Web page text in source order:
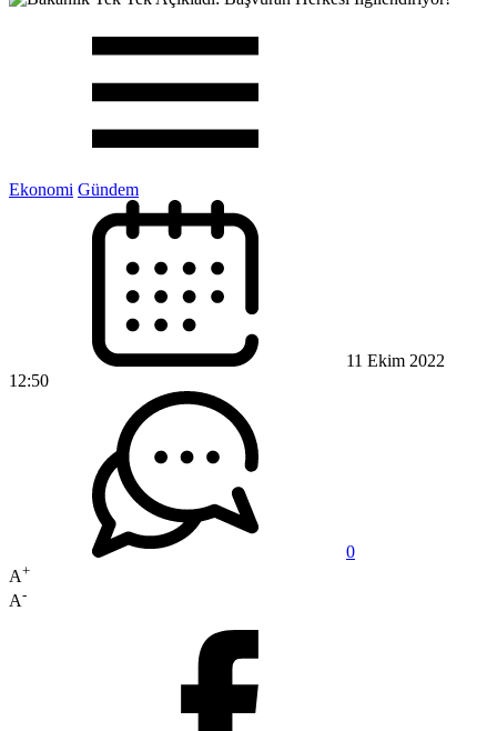
Ekonomi Gündem
11 Ekim 2022
12:50
0
A+
A-